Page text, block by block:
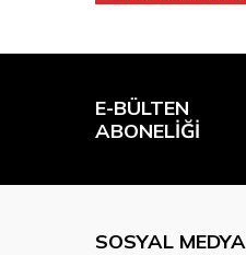
E-BÜLTEN
ABONELIĞI
SOSYAL MEDYA